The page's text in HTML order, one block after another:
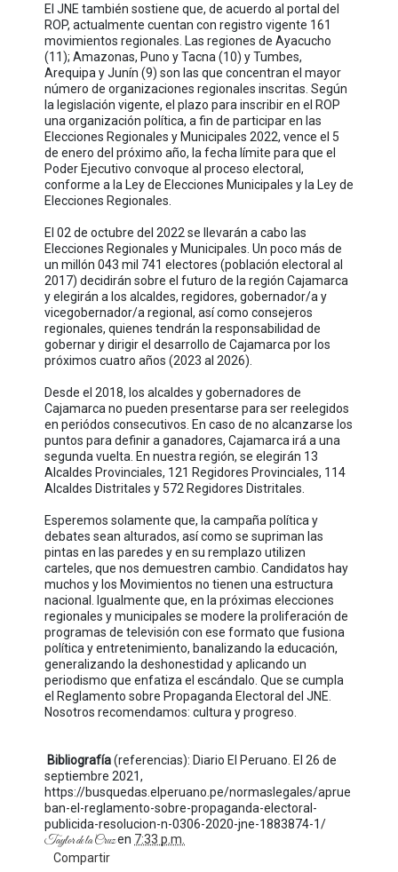
El JNE también sostiene que, de acuerdo al portal del
ROP, actualmente cuentan con registro vigente 161
movimientos regionales. Las regiones de Ayacucho
(11); Amazonas, Puno y Tacna (10) y Tumbes,
Arequipa y Junín (9) son las que concentran el mayor
número de organizaciones regionales inscritas. Según
la legislación vigente, el plazo para inscribir en el ROP
una organización política, a fin de participar en las
Elecciones Regionales y Municipales 2022, vence el 5
de enero del próximo año, la fecha límite para que el
Poder Ejecutivo convoque al proceso electoral,
conforme a la Ley de Elecciones Municipales y la Ley de
Elecciones Regionales.
El 02 de octubre del 2022 se llevarán a cabo las
Elecciones Regionales y Municipales. Un poco más de
un millón 043 mil 741 electores (población electoral al
2017) decidirán sobre el futuro de la región Cajamarca
y elegirán a los alcaldes, regidores, gobernador/a y
vicegobernador/a regional, así como consejeros
regionales, quienes tendrán la responsabilidad de
gobernar y dirigir el desarrollo de Cajamarca por los
próximos cuatro años (2023 al 2026).
Desde el 2018, los alcaldes y gobernadores de
Cajamarca no pueden presentarse para ser reelegidos
en periódos consecutivos. En caso de no alcanzarse los
puntos para definir a ganadores, Cajamarca irá a una
segunda vuelta. En nuestra región, se elegirán 13
Alcaldes Provinciales, 121 Regidores Provinciales, 114
Alcaldes Distritales y 572 Regidores Distritales.
Esperemos solamente que, la campaña política y
debates sean alturados, así como se supriman las
pintas en las paredes y en su remplazo utilizen
carteles, que nos demuestren cambio. Candidatos hay
muchos y los Movimientos no tienen una estructura
nacional. Igualmente que, en la próximas elecciones
regionales y municipales se modere la proliferación de
programas de televisión con ese formato que fusiona
política y entretenimiento, banalizando la educación,
generalizando la deshonestidad y aplicando un
periodismo que enfatiza el escándalo. Que se cumpla
el Reglamento sobre Propaganda Electoral del JNE.
Nosotros recomendamos: cultura y progreso.
Bibliografía(referencias): Diario El Peruano. El 26 de
septiembre 2021,
https://busquedas.elperuano.pe/normaslegales/aprue
ban-el-reglamento-sobre-propaganda-electoral-
publicida-resolucion-n-0306-2020-jne-1883874-1/
Taylor de la Cruzen 7:33 p.m.
Compartir